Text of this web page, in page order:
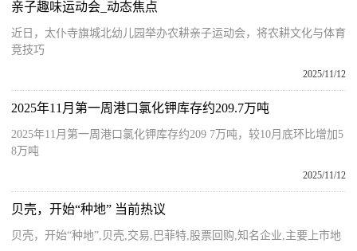
亲子趣味运动会_动态焦点
近日，太仆寺旗城北幼儿园举办农耕亲子运动会，将农耕文化与体育
竞技巧
2025/11/12
2025年11月第一周港口氯化钾库存约209.7万吨
2025年11月第一周港口氯化钾库存约209 7万吨，较10月底环比增加5
8万吨
2025/11/12
贝壳，开始“种地” 当前热议
贝壳，开始“种地”,贝壳,交易,巴菲特,股票回购,知名企业,主要上市地